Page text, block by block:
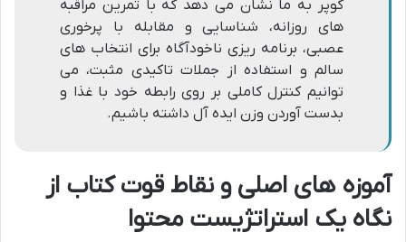
کوپر به ما نشان می دهد که با تمرین مراقبه
های روزانه، شناسایی و مقابله با پرخوری
عصبی، برنامه ریزی ناخودآگاه برای انتخاب های
سالم و استفاده از جملات تاکیدی مثبت، می
توانیم کنترل کاملی بر روی رابطه خود با غذا و
بدست آوردن وزن ایده آل داشته باشیم.
آموزه های اصلی و نقاط قوت کتاب از
نگاه یک استراتژیست محتوا